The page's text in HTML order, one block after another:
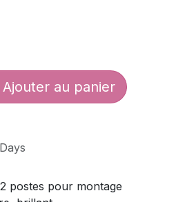
Ajouter au panier
postes pour montage